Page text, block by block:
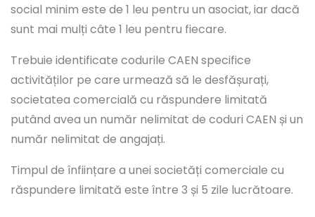
social minim este de 1 leu pentru un asociat, iar dacă
sunt mai mulți câte 1 leu pentru fiecare.
Trebuie identificate codurile CAEN specifice
activităților pe care urmează să le desfășurați,
societatea comercială cu răspundere limitată
putând avea un număr nelimitat de coduri CAEN și un
număr nelimitat de angajați.
Timpul de înființare a unei societăți comerciale cu
răspundere limitată este între 3 și 5 zile lucrătoare.